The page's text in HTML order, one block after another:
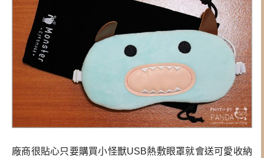
廠商很貼心只要購買小怪獸USB熱敷眼罩就會送可愛收納